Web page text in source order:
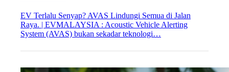
EV Terlalu Senyap? AVAS Lindungi Semua di Jalan
Raya. | EVMALAYSIA : Acoustic Vehicle Alerting
System (AVAS) bukan sekadar teknologi…